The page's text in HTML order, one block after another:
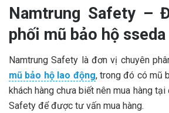
Namtrung Safety –
phối mũ bảo hộ
Namtrung Safety là đơn vị chuyên
mũ bảo hộ lao động, trong đó có mũ
khách hàng chưa biết nên mua hàng
Safety để được tư vấn mua hàng.